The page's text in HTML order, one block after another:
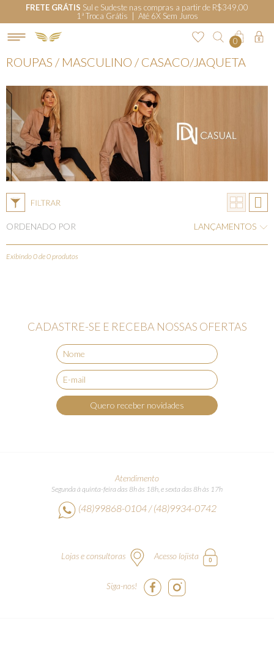
FRETE GRÁTIS Sul e Sudeste nas compras a partir de R$349,00
1ª Troca Grátis | Até 6X Sem Juros
0
ROUPAS / MASCULINO / CASACO/JAQUETA
ORDENADO POR LANÇAMENTOS
Exibindo 0 de 0 produtos
CADASTRE-SE E RECEBA NOSSAS OFERTAS
Quero receber novidades
Atendimento
Segunda à quinta-feira das 8h às 18h, e sexta das 8h às 17h
(48)99868-0104 / (48)9934-0742
Lojas e consultoras Acesso lojista
Siga-nos!